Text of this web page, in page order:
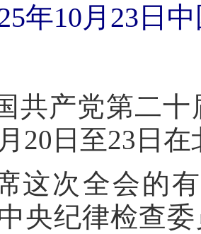
年10月23日
共产党第二
20日至23日
这次全会的
央纪律检查